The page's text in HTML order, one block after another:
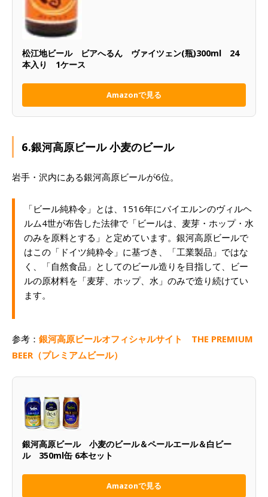
松江地ビール ビアへるん ヴァイツェン(瓶)300ml 24
本入り 1ケース
Amazonで見る
6.銀河高原ビール 小麦のビール
岩手・沢内にある銀河高原ビールが6位。
「ビール純粋令」とは、1516年にバイエルンのヴィルヘ
ルム4世が布告した法律で「ビールは、麦芽・ホップ・水
のみを原料とする」と定めています。銀河高原ビールで
はこの「ドイツ純粋令」に基づき、「工業製品」ではな
く、「自然食品」としてのビール造りを目指して、ビー
ルの原材料を「麦芽、ホップ、水」のみで造り続けてい
ます。
参考： 銀河高原ビールオフィシャルサイト THE PREMIUM
BEER（プレミアムビール）
銀河高原ビール 小麦のビール＆ペールエール＆白ビー
ル 350ml缶 6本セット
Amazonで見る